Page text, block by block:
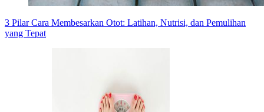
3 Pilar Cara Membesarkan Otot: Latihan, Nutrisi, dan Pemulihan
yang Tepat